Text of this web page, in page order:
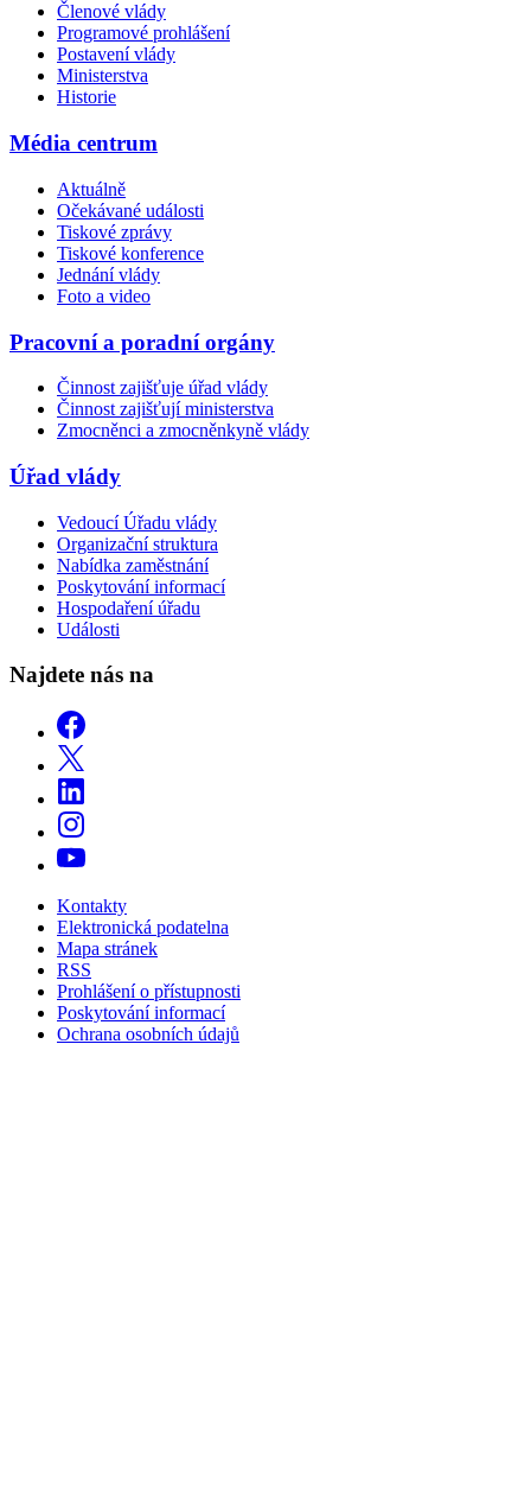
Členové vlády
Programové prohlášení
Postavení vlády
Ministerstva
Historie
Média centrum
Aktuálně
Očekávané události
Tiskové zprávy
Tiskové konference
Jednání vlády
Foto a video
Pracovní a poradní orgány
Činnost zajišťuje úřad vlády
Činnost zajišťují ministerstva
Zmocněnci a zmocněnkyně vlády
Úřad vlády
Vedoucí Úřadu vlády
Organizační struktura
Nabídka zaměstnání
Poskytování informací
Hospodaření úřadu
Události
Najdete nás na
Kontakty
Elektronická podatelna
Mapa stránek
RSS
Prohlášení o přístupnosti
Poskytování informací
Ochrana osobních údajů